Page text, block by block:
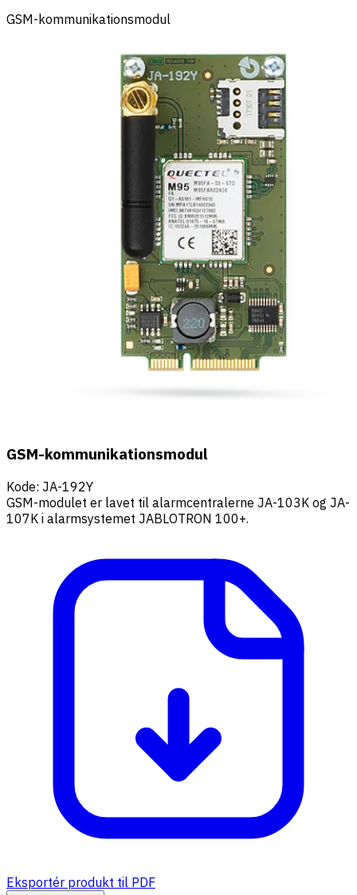
GSM-kommunikationsmodul
GSM-kommunikationsmodul
Kode: JA-192Y
GSM-modulet er lavet til alarmcentralerne JA-103K og JA-
107K i alarmsystemet JABLOTRON 100+.
Eksportér produkt til PDF